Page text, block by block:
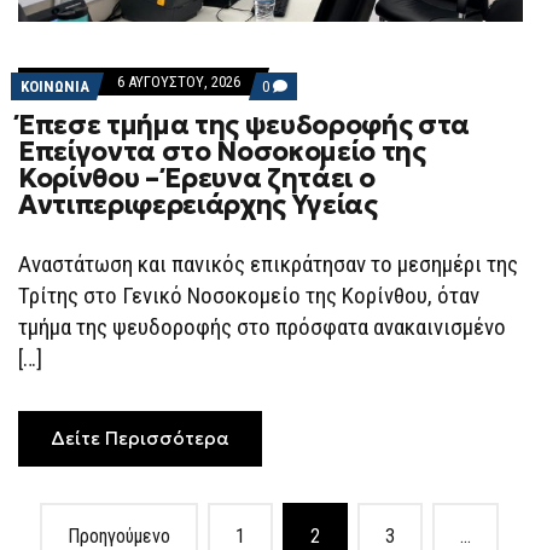
ΚΟΙΝΩΝΙΑ 6 ΑΥΓΟΎΣΤΟΥ, 2026 0 COMMENTS
ON
ΈΠΕΣΕ
ΤΜΉΜΑ
ΤΗΣ
ΨΕΥΔΟΡΟΦΉΣ
ΣΤΑ
ΕΠΕΊΓΟΝΤΑ
ΤΗΣ
ΚΟΡΊΝΘΟΥ
–
ΈΡΕΥΝΑ
ΖΗΤΆΕΙ
Έπεσε τμήμα της ψευδοροφής στα
Επείγοντα στο Νοσοκομείο της
Κορίνθου – Έρευνα ζητάει ο
Αντιπεριφερειάρχης Υγείας
Αναστάτωση και πανικός επικράτησαν το μεσημέρι της
Τρίτης στο Γενικό Νοσοκομείο της Κορίνθου, όταν
τμήμα της ψευδοροφής στο πρόσφατα ανακαινισμένο
[…]
Δείτε Περισσότερα
Posts
Προηγούμενο 1 2 3 …